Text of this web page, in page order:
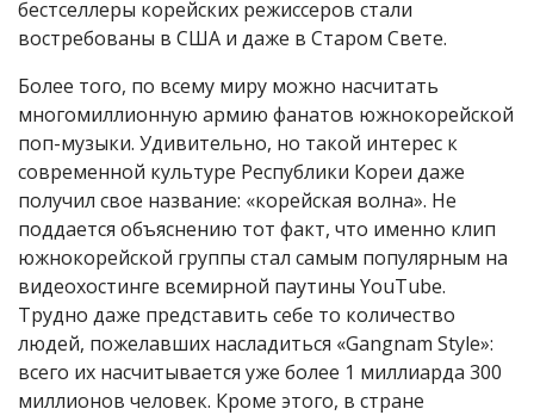
бестселлеры корейских режиссеров стали
востребованы в США и даже в Старом Свете.
Более того, по всему миру можно насчитать
многомиллионную армию фанатов южнокорейской
поп-музыки. Удивительно, но такой интерес к
современной культуре Республики Кореи даже
получил свое название: «корейская волна». Не
поддается объяснению тот факт, что именно клип
южнокорейской группы стал самым популярным на
видеохостинге всемирной паутины YouTube.
Трудно даже представить себе то количество
людей, пожелавших насладиться «Gangnam Style»:
всего их насчитывается уже более 1 миллиарда 300
миллионов человек. Кроме этого, в стране